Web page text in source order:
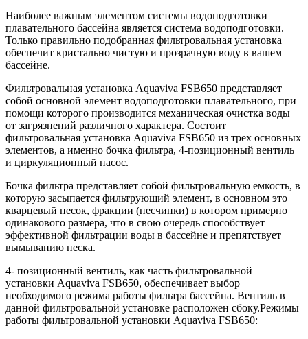
Наиболее важным элементом системы водоподготовки
плавательного бассейна является система водоподготовки.
Только правильно подобранная фильтровальная установка
обеспечит кристально чистую и прозрачную воду в вашем
бассейне.
Фильтровальная установка Aquaviva FSB650 представляет
собой основной элемент водоподготовки плавательного, при
помощи которого производится механическая очистка воды
от загрязнений различного характера. Состоит
фильтровальная установка Aquaviva FSB650 из трех основных
элементов, а именно бочка фильтра, 4-позиционный вентиль
и циркуляционный насос.
Бочка фильтра представляет собой фильтровальную емкость, в
которую засыпается фильтрующий элемент, в основном это
кварцевый песок, фракции (песчинки) в котором примерно
одинакового размера, что в свою очередь способствует
эффективной фильтрации воды в бассейне и препятствует
вымыванию песка.
4- позиционный вентиль, как часть фильтровальной
установки Aquaviva FSB650, обеспечивает выбор
необходимого режима работы фильтра бассейна. Вентиль в
данной фильтровальной установке расположен сбоку.Режимы
работы фильтровальной установки Aquaviva FSB650: